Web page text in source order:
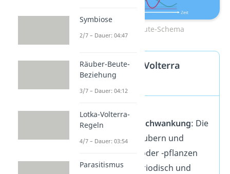
Räuber-Beute-Schema
Die drei Lotka Volterra
Populationsschwankung: Die
Anzahl an Räubern und
Beutetieren oder -pflanzen
schwankt periodisch und
Symbiose
2/7 – Dauer: 04:47
Räuber-Beute-
Beziehung
3/7 – Dauer: 04:12
Lotka-Volterra-
Regeln
4/7 – Dauer: 03:54
Parasitismus